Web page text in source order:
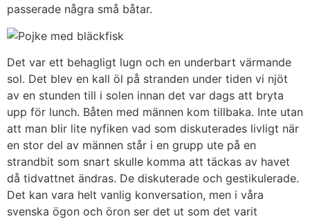
passerade några små båtar.
Det var ett behagligt lugn och en underbart värmande
sol. Det blev en kall öl på stranden under tiden vi njöt
av en stunden till i solen innan det var dags att bryta
upp för lunch. Båten med männen kom tillbaka. Inte utan
att man blir lite nyfiken vad som diskuterades livligt när
en stor del av männen står i en grupp ute på en
strandbit som snart skulle komma att täckas av havet
då tidvattnet ändras. De diskuterade och gestikulerade.
Det kan vara helt vanlig konversation, men i våra
svenska ögon och öron ser det ut som det varit